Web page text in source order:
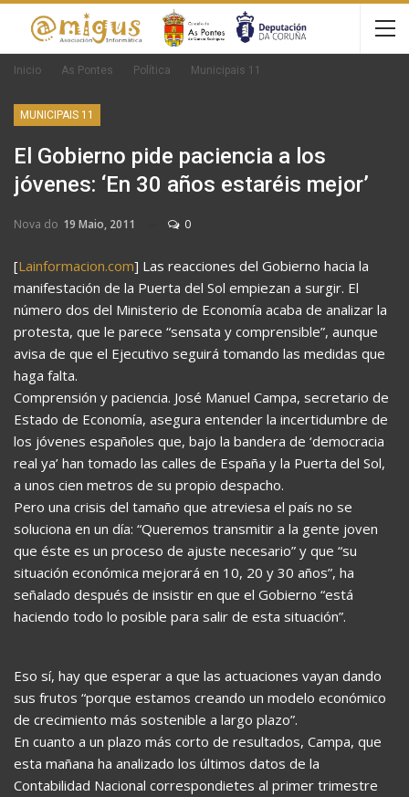
Inicio As Pontes Política Municipais 11
MUNICIPAIS 11
El Gobierno pide paciencia a los
jóvenes: ‘En 30 años estaréis mejor’
Nova do 19 Maio, 2011 0
[Lainformacion.com] Las reacciones del Gobierno hacia la
manifestación de la Puerta del Sol empiezan a surgir. El
número dos del Ministerio de Economía acaba de analizar la
protesta, que le parece “sensata y comprensible”, aunque
avisa de que el Ejecutivo seguirá tomando las medidas que
haga falta.
Comprensión y paciencia. José Manuel Campa, secretario de
Estado de Economía, asegura entender la incertidumbre de
los jóvenes españoles que, bajo la bandera de ‘democracia
real ya’ han tomado las calles de España y la Puerta del Sol,
a unos cien metros de su propio despacho.
Pero una crisis del tamaño que atreviesa el país no se
soluciona en un día: “Queremos transmitir a la gente joven
que éste es un proceso de ajuste necesario” y que “su
situación económica mejorará en 10, 20 y 30 años”, ha
señalado después de insistir en que el Gobierno “está
haciendo todo lo posible para salir de esta situación”.
Eso sí, hay que esperar a que las actuaciones vayan dando
sus frutos “porque estamos creando un modelo económico
de crecimiento más sostenible a largo plazo”.
En cuanto a un plazo más corto de resultados, Campa, que
esta mañana ha analizado los últimos datos de la
Contabilidad Nacional correspondietes al primer trimestre